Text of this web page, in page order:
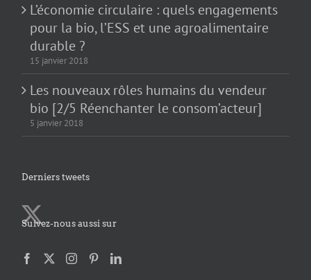
L’économie circulaire : quels engagements
pour la bio, l’ESS et une agroalimentaire
durable ?
15 janvier 2018
Les nouveaux rôles humains du vendeur
bio [2/5 Réenchanter le consom’acteur]
5 janvier 2018
Derniers tweets
Suivez-nous aussi sur